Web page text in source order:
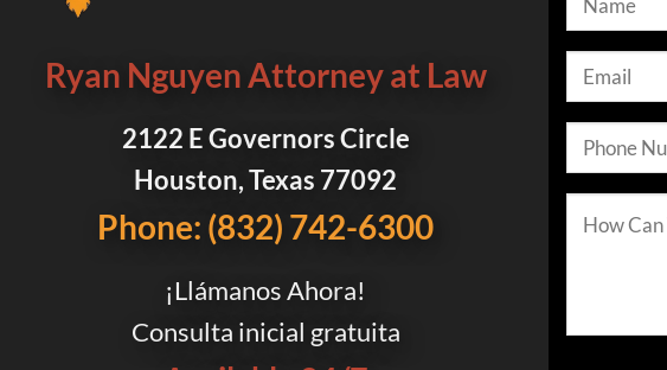
Ryan Nguyen Attorney at Law
2122 E Governors Circle
Houston, Texas 77092
Phone: (832) 742-6300
¡Llámanos Ahora!
Consulta inicial gratuita